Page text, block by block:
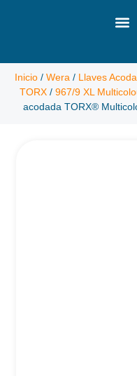
Inicio / Wera / Llaves
TORX/ 967/9 XL
acodada TORX®